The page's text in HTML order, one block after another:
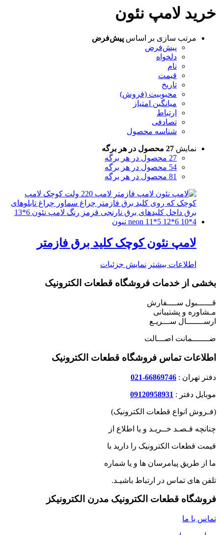
خرید لامپ نئون
مرتب سازی بر اساس پیش‌فرض
پیش‌فرض
دلخواه
نام
قیمت
تاریخ
محبوبیت (فروش)
میانگین امتیاز
ارتباط
تصادفی
شناسه محصول
نمایش 27 محصول در هر برگه
27 محصول در هر برگه
54 محصول در هر برگه
81 محصول در هر برگه
لامپ نئون کوچک کلید برق فازمتر
اطلاعات بیشتر نمایش جزئیات
بخشی از خدمات فروشگاه قطعات الکترونیک
قــــــبول ســــفارش
مـشاوره و پشتیبانی
ارســـــــال ســـریـع
ضـــــــمانت اصـــالت
اطلاعات تماس فروشگاه قطعات الکترونیک
دفتر تهران : 66869746-021
موبایل دفتر : 09120958931
(فـروش انواع قطعات الکترونیک)
چنانچه قـصـد خــریـد و یا اطلاع از
قیمت قطعات الکترونیک را دارید با
ما از طریق پیامرسان ها و یا شماره
تلفن های تماس در ارتباط باشیـد.
فروشگاه قطعات الکترونیک مدرن الکترونیکز
تماس با ما